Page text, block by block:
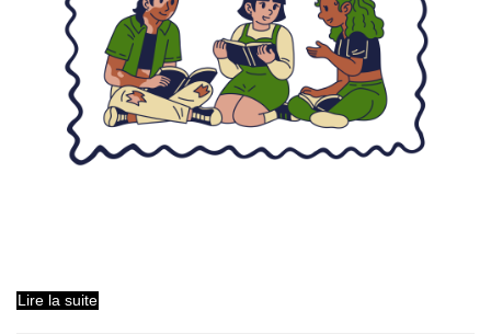
Lire la suite